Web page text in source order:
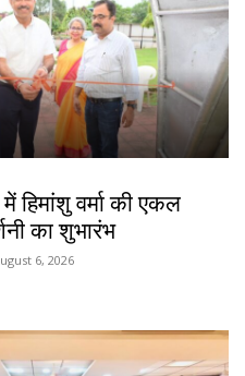
हिमांशु वर्मा की एकल
का शुभारंभ
6, 2026